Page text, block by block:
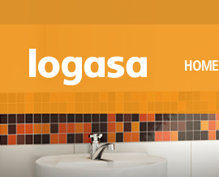
HOME